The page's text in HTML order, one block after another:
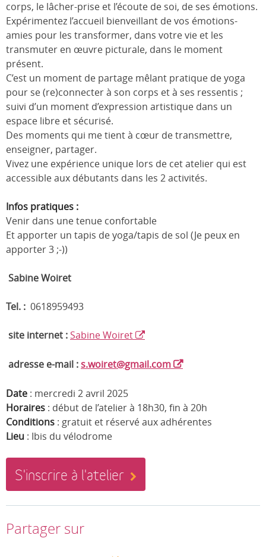
corps, le lâcher-prise et l’écoute de soi, de ses émotions.
Expérimentez l’accueil bienveillant de vos émotions-
amies pour les transformer, dans votre vie et les
transmuter en œuvre picturale, dans le moment
présent.
C’est un moment de partage mêlant pratique de yoga
pour se (re)connecter à son corps et à ses ressentis ;
suivi d’un moment d’expression artistique dans un
espace libre et sécurisé.
Des moments qui me tient à cœur de transmettre,
enseigner, partager.
Vivez une expérience unique lors de cet atelier qui est
accessible aux débutants dans les 2 activités.
Infos pratiques :
Venir dans une tenue confortable
Et apporter un tapis de yoga/tapis de sol (Je peux en
apporter 3 ;-))
Sabine Woiret
Tel. : 0618959493
site internet : Sabine Woiret
adresse e-mail :s.woiret@gmail.com
Date : mercredi 2 avril 2025
Horaires : début de l’atelier à 18h30, fin à 20h
Conditions : gratuit et réservé aux adhérentes
Lieu : Ibis du vélodrome
S'inscrire à l'atelier
Partager sur